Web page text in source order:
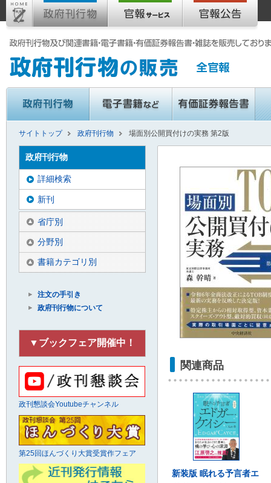
サイトトップ 政府刊行物 場面別公開買付けの実務 第2版
関連商品
新装版 眠れる予言者エ
政府刊行物
詳細検索
新刊
省庁別
分野別
書籍カテゴリ別
注文の手引き
政府刊行物について
▼ブックフェア開催中！
政刊懇談会Youtubeチャンネル
第25回ほんづくり大賞受賞作フェア